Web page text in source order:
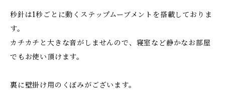
秒針は1秒ごとに動くステップムーブメントを搭載しておりま
す。
カチカチと大きな音がしませんので、寝室など静かなお部屋
でもお使い頂けます。
裏に壁掛け用のくぼみがございます。